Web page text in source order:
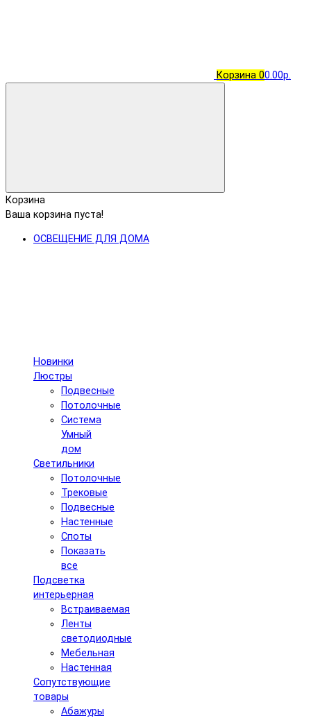
Корзина 00.00р.
Корзина
Ваша корзина пуста!
ОСВЕЩЕНИЕ ДЛЯ ДОМА
Новинки
Люстры
Подвесные
Потолочные
Система
Умный
дом
Светильники
Потолочные
Трековые
Подвесные
Настенные
Споты
Показать
все
Подсветка
интерьерная
Встраиваемая
Ленты
светодиодные
Мебельная
Настенная
Сопутствующие
товары
Абажуры